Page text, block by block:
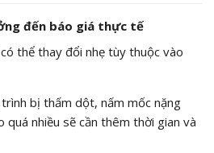
đến báo giá thực tế
thể thay đổi nhẹ tùy thuộc vào
bị thấm dột, nấm mốc nặng
quá nhiều sẽ cần thêm thời gian và